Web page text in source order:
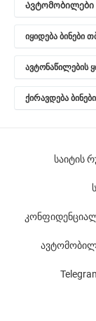
Ავტომობილები
იყიდება ბინები
ავტონაწილების
ქირავდება ბინები
საიტის